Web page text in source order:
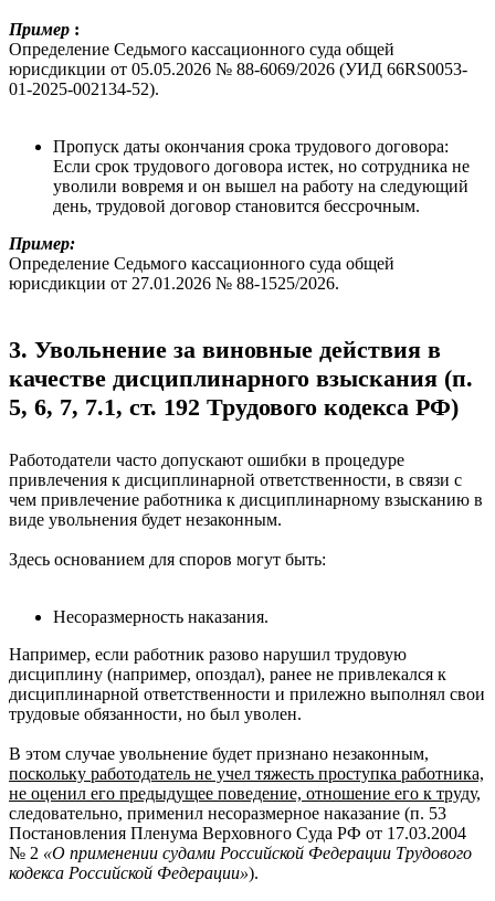
Пример :
Определение Седьмого кассационного суда общей
юрисдикции от 05.05.2026 № 88-6069/2026 (УИД 66RS0053-
01-2025-002134-52).
Пропуск даты окончания срока трудового договора:
Если срок трудового договора истек, но сотрудника не
уволили вовремя и он вышел на работу на следующий
день, трудовой договор становится бессрочным.
Пример:
Определение Седьмого кассационного суда общей
юрисдикции от 27.01.2026 № 88-1525/2026.
3. Увольнение за виновные действия в
качестве дисциплинарного взыскания (п.
5, 6, 7, 7.1, ст. 192 Трудового кодекса РФ)
Работодатели часто допускают ошибки в процедуре
привлечения к дисциплинарной ответственности, в связи с
чем привлечение работника к дисциплинарному взысканию в
виде увольнения будет незаконным.
Здесь основанием для споров могут быть:
Несоразмерность наказания.
Например, если работник разово нарушил трудовую
дисциплину (например, опоздал), ранее не привлекался к
дисциплинарной ответственности и прилежно выполнял свои
трудовые обязанности, но был уволен.
В этом случае увольнение будет признано незаконным,
поскольку работодатель не учел тяжесть проступка работника,
не оценил его предыдущее поведение, отношение его к труду,
следовательно, применил несоразмерное наказание (п. 53
Постановления Пленума Верховного Суда РФ от 17.03.2004
№ 2 «О применении судами Российской Федерации Трудового
кодекса Российской Федерации»).